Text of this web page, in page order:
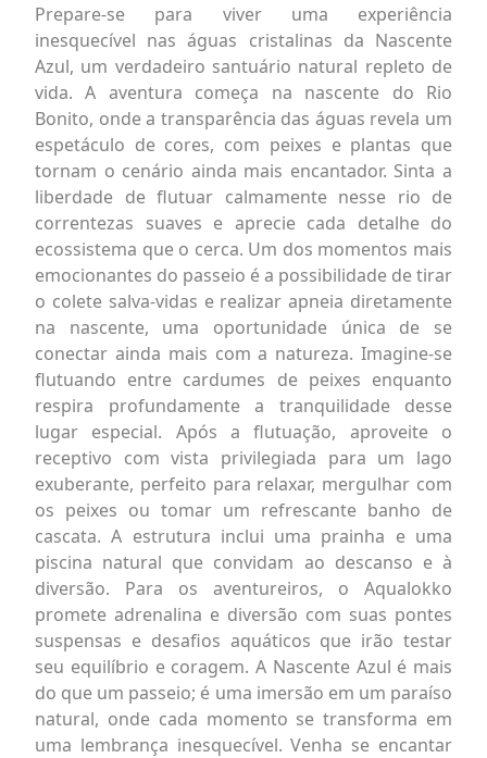
Prepare-se para viver uma experiência
inesquecível nas águas cristalinas da Nascente
Azul, um verdadeiro santuário natural repleto de
vida. A aventura começa na nascente do Rio
Bonito, onde a transparência das águas revela um
espetáculo de cores, com peixes e plantas que
tornam o cenário ainda mais encantador. Sinta a
liberdade de flutuar calmamente nesse rio de
correntezas suaves e aprecie cada detalhe do
ecossistema que o cerca. Um dos momentos mais
emocionantes do passeio é a possibilidade de tirar
o colete salva-vidas e realizar apneia diretamente
na nascente, uma oportunidade única de se
conectar ainda mais com a natureza. Imagine-se
flutuando entre cardumes de peixes enquanto
respira profundamente a tranquilidade desse
lugar especial. Após a flutuação, aproveite o
receptivo com vista privilegiada para um lago
exuberante, perfeito para relaxar, mergulhar com
os peixes ou tomar um refrescante banho de
cascata. A estrutura inclui uma prainha e uma
piscina natural que convidam ao descanso e à
diversão. Para os aventureiros, o Aqualokko
promete adrenalina e diversão com suas pontes
suspensas e desafios aquáticos que irão testar
seu equilíbrio e coragem. A Nascente Azul é mais
do que um passeio; é uma imersão em um paraíso
natural, onde cada momento se transforma em
uma lembrança inesquecível. Venha se encantar